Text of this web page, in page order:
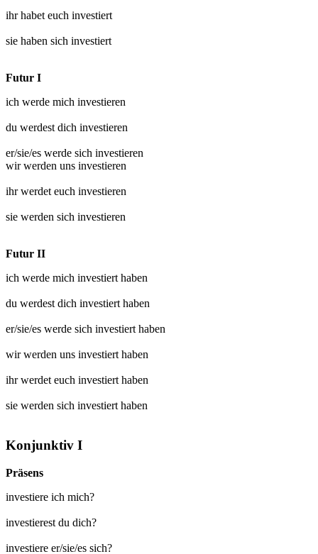
ihr habet euch investiert
sie haben sich investiert
Futur I
ich werde mich investieren
du werdest dich investieren
er/sie/es werde sich investieren
wir werden uns investieren
ihr werdet euch investieren
sie werden sich investieren
Futur II
ich werde mich investiert haben
du werdest dich investiert haben
er/sie/es werde sich investiert haben
wir werden uns investiert haben
ihr werdet euch investiert haben
sie werden sich investiert haben
Konjunktiv I
Präsens
investiere ich mich?
investierest du dich?
investiere er/sie/es sich?